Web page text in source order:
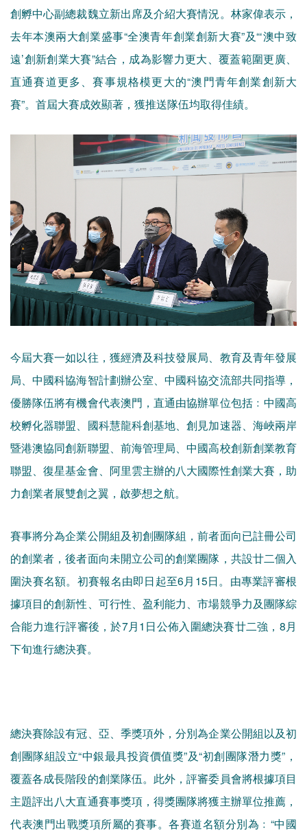
創孵中心副總裁魏立新出席及介紹大賽情況。林家偉表示，
去年本澳兩大創業盛事“全澳青年創業創新大賽”及“‘澳中致
遠’創新創業大賽”結合，成為影響力更大、覆蓋範圍更廣、
直通賽道更多、賽事規格模更大的“澳門青年創業創新大
賽”。首屆大賽成效顯著，獲推送隊伍均取得佳績。
今屆大賽一如以往，獲經濟及科技發展局、教育及青年發展
局、中國科協海智計劃辦公室、中國科協交流部共同指導，
優勝隊伍將有機會代表澳門，直通由協辦單位包括﹕中國高
校孵化器聯盟、國科慧龍科創基地、創見加速器、海峽兩岸
暨港澳協同創新聯盟、前海管理局、中國高校創新創業教育
聯盟、復星基金會、阿里雲主辦的八大國際性創業大賽，助
力創業者展雙創之翼，啟夢想之航。
賽事將分為企業公開組及初創團隊組，前者面向已註冊公司
的創業者，後者面向未開立公司的創業團隊，共設廿二個入
圍決賽名額。初賽報名由即日起至6月15日。由專業評審根
據項目的創新性、可行性、盈利能力、市場競爭力及團隊綜
合能力進行評審後，於7月1日公佈入圍總決賽廿二強，8月
下旬進行總決賽。
總決賽除設有冠、亞、季獎項外，分別為企業公開組以及初
創團隊組設立“中銀最具投資價值獎”及“初創團隊潛力獎”，
覆蓋各成長階段的創業隊伍。此外，評審委員會將根據項目
主題評出八大直通賽事獎項，得獎團隊將獲主辦單位推薦，
代表澳門出戰獎項所屬的賽事。各賽道名額分別為﹕“中國